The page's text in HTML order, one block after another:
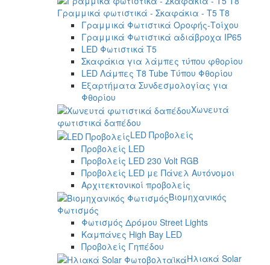
Γραμμικά φωτιστικά - Σκαφάκια - Τ5 T8
Γραμμικά Φωτιστικά Οροφής-Τοίχου
Γραμμικά Φωτιστικά αδιάβροχα IP65
LED Φωτιστικά T5
Σκαφάκια για λάμπες τύπου φθορίου
LED Λάμπες T8 Tube Τύπου Φθορίου
Εξαρτήματα Συνδεσμολογίας για
Φθορίου
Χωνευτά
φωτιστικά δαπέδου
LED Προβολείς
Προβολείς LED
Προβολείς LED 230 Volt RGB
Προβολείς LED με Πάνελ Αυτόνομοι
Αρχιτεκτονικοί προβολείς
Βιομηχανικός
Φωτισμός
Φωτισμός Δρόμου Street Lights
Καμπάνες High Bay LED
Προβολείς Γηπέδου
Ηλιακά Solar